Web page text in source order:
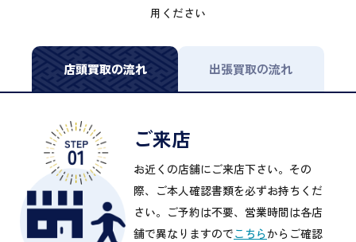
用ください
店頭買取の流れ 出張買取の流れ
ご来店
お近くの店舗にご来店下さい。その
際、ご本人確認書類を必ずお持ちくだ
さい。ご予約は不要、営業時間は各店
舗で異なりますのでこちらからご確認